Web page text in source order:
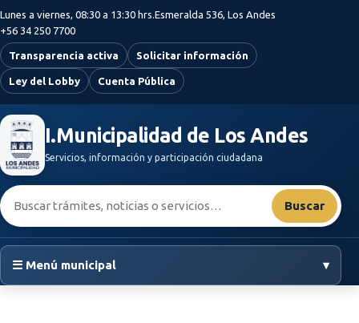
Saltar al contenido principal
Lunes a viernes, 08:30 a 13:30 hrs.Esmeralda 536, Los Andes
+56 34 250 7700
Transparencia activa Solicitar información
Ley del Lobby Cuenta Pública
I.Municipalidad de Los Andes
Servicios, información y participación ciudadana
Buscar:
Buscar
☰ Menú municipal ▾